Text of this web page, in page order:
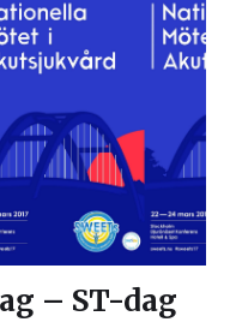
– ST-dag